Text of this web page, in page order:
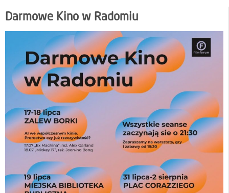
Darmowe Kino w Radomiu